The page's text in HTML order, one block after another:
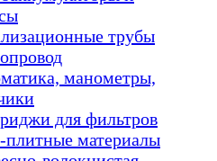
трубы
манометры,
для фильтров
плитные материалы